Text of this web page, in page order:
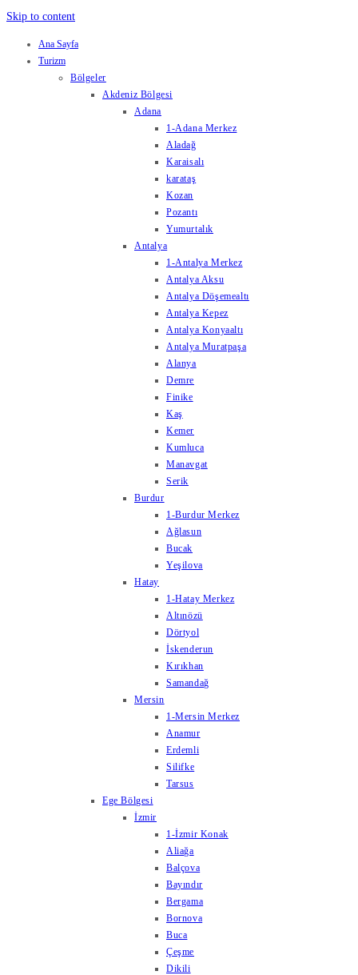
Skip to content
Ana Sayfa
Turizm
Bölgeler
Akdeniz Bölgesi
Adana
1-Adana Merkez
Aladağ
Karaisalı
karataş
Kozan
Pozantı
Yumurtalık
Antalya
1-Antalya Merkez
Antalya Aksu
Antalya Döşemealtı
Antalya Kepez
Antalya Konyaaltı
Antalya Muratpaşa
Alanya
Demre
Finike
Kaş
Kemer
Kumluca
Manavgat
Serik
Burdur
1-Burdur Merkez
Ağlasun
Bucak
Yeşilova
Hatay
1-Hatay Merkez
Altınözü
Dörtyol
İskenderun
Kırıkhan
Samandağ
Mersin
1-Mersin Merkez
Anamur
Erdemli
Silifke
Tarsus
Ege Bölgesi
İzmir
1-İzmir Konak
Aliağa
Balçova
Bayındır
Bergama
Bornova
Buca
Çeşme
Dikili